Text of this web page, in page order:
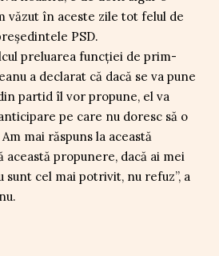
văzut în aceste zile tot felul de
PSD.
preluarea funcției de prim-
a declarat că dacă se va pune
partid îl vor propune, el va
pe care nu doresc să o
mai răspuns la această
această propunere, dacă ai mei
sunt cel mai potrivit, nu refuz”, a